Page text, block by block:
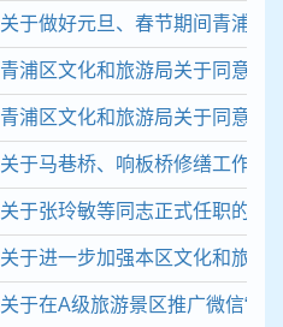
关于做好元旦、春节期间青浦区
青浦区文化和旅游局关于同意注
青浦区文化和旅游局关于同意成
关于马巷桥、响板桥修缮工作的
关于张玲敏等同志正式任职的通
关于进一步加强本区文化和旅游
关于在A级旅游景区推广微信“一